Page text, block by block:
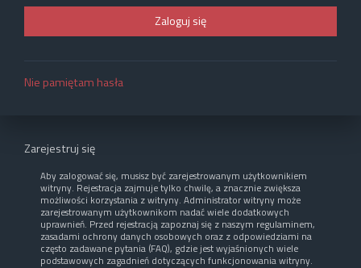
Nie pamiętam hasła
Zarejestruj się
Aby zalogować się, musisz być zarejestrowanym użytkownikiem
witryny. Rejestracja zajmuje tylko chwilę, a znacznie zwiększa
możliwości korzystania z witryny. Administrator witryny może
zarejestrowanym użytkownikom nadać wiele dodatkowych
uprawnień. Przed rejestracją zapoznaj się z naszym regulaminem,
zasadami ochrony danych osobowych oraz z odpowiedziami na
często zadawane pytania (FAQ), gdzie jest wyjaśnionych wiele
podstawowych zagadnień dotyczących funkcjonowania witryny.